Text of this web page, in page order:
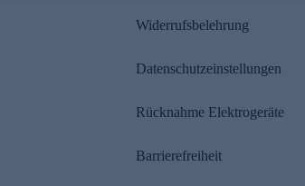
Widerrufsbelehrung
Datenschutzeinstellungen
Rücknahme Elektrogeräte
Barrierefreiheit